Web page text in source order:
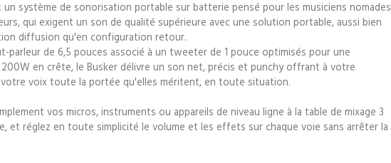
un système de sonorisation portable sur batterie pensé pour les musiciens nomades
qui exigent un son de qualité supérieure avec une solution portable, aussi bien
diffusion qu'en configuration retour.
parleur de 6,5 pouces associé à un tweeter de 1 pouce optimisés pour une
en crête, le Busker délivre un son net, précis et punchy offrant à votre
voix toute la portée qu'elles méritent, en toute situation.
vos micros, instruments ou appareils de niveau ligne à la table de mixage 3
et réglez en toute simplicité le volume et les effets sur chaque voie sans arrêter la